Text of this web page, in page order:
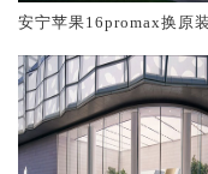
安宁苹果16promax换原装